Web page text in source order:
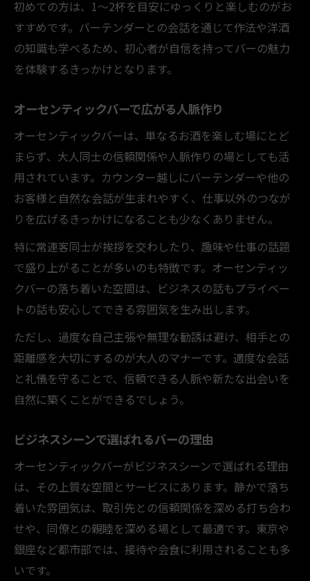
初めての方は、1〜2杯を目安にゆっくりと楽しむのがお
すすめです。バーテンダーとの会話を通じて作法や洋酒
の知識も学べるため、初心者が自信を持ってバーの魅力
を体験するきっかけとなります。
オーセンティックバーで広がる人脈作り
オーセンティックバーは、単なるお酒を楽しむ場にとど
まらず、大人同士の信頼関係や人脈作りの場としても活
用されています。カウンター越しにバーテンダーや他の
お客様と自然な会話が生まれやすく、仕事以外のつなが
りを広げるきっかけになることも少なくありません。
特に常連客同士が挨拶を交わしたり、趣味や仕事の話題
で盛り上がることが多いのも特徴です。オーセンティッ
クバーの落ち着いた空間は、ビジネスの話もプライベー
トの話も安心してできる雰囲気を生み出します。
ただし、過度な自己主張や無理な勧誘は避け、相手との
距離感を大切にするのが大人のマナーです。適度な会話
と礼儀を守ることで、信頼できる人脈や新たな出会いを
自然に築くことができるでしょう。
ビジネスシーンで選ばれるバーの理由
オーセンティックバーがビジネスシーンで選ばれる理由
は、その上質な空間とサービスにあります。静かで落ち
着いた雰囲気は、取引先との信頼関係を深める打ち合わ
せや、同僚との親睦を深める場として最適です。東京や
銀座など都市部では、接待や会食に利用されることも多
いです。